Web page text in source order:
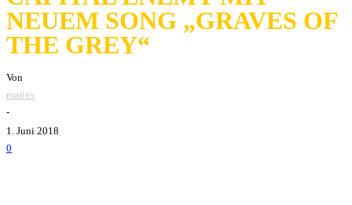
NEUEM SONG „GRAVES OF
THE GREY“
Von
marius
-
1. Juni 2018
0